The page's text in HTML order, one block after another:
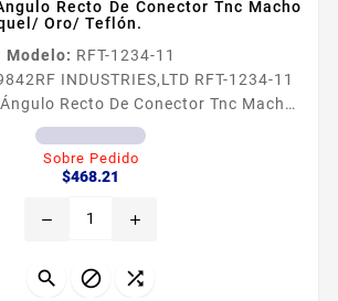
Recto De Conector Tnc Macho
Oro/ Teflón.
Modelo: RFT-1234-11
RF INDUSTRIES,LTD RFT-1234-11
Recto De Conector Tnc Macho
Niquel/ Oro/ Teflón. Adaptador en
Recto de Conector TNC Macho a N
Adaptador TNC Macho a N Hembra
Contacto Central Oro Aislante
entrega
Sobre Pedido
$468.21
remove add
  